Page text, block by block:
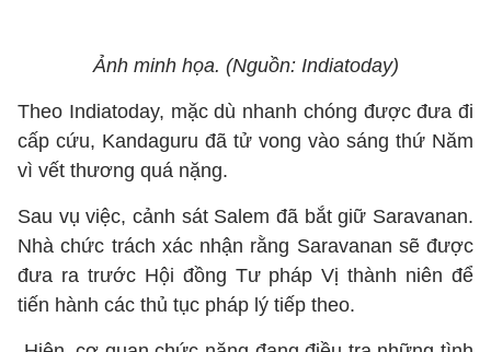
Ảnh minh họa. (Nguồn: Indiatoday)
Theo Indiatoday, mặc dù nhanh chóng được đưa đi
cấp cứu, Kandaguru đã tử vong vào sáng thứ Năm
vì vết thương quá nặng.
Sau vụ việc, cảnh sát Salem đã bắt giữ Saravanan.
Nhà chức trách xác nhận rằng Saravanan sẽ được
đưa ra trước Hội đồng Tư pháp Vị thành niên để
tiến hành các thủ tục pháp lý tiếp theo.